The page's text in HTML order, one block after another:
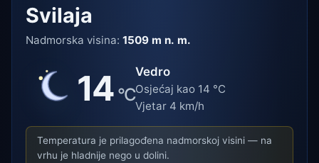
Svilaja
Nadmorska visina:1509 m n. m.
14 °C
Vedro
Osjećaj kao 14 °C
Vjetar 4 km/h
Temperatura je prilagođena nadmorskoj visini — na
vrhu je hladnije nego u dolini.